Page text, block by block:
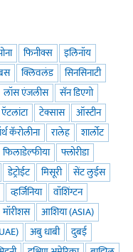
फिनीक्स
इलिनॉय
क्लिवलंड
सिनसिनाटी
लॉस एंजलीस
सॅन डिएगो
ऍटलांटा टेक्सास
ऑस्टीन
कॅरोलीना रालेह
शार्लोट
फिलाडेल्फीया
फ्लोरीडा
डेट्रोईट मिसूरी
सेंट लुईस
व्हर्जिनिया
वॉशिंग्टन
मॉरीशस
आशिया (ASIA)
अबु धाबी
दुबई